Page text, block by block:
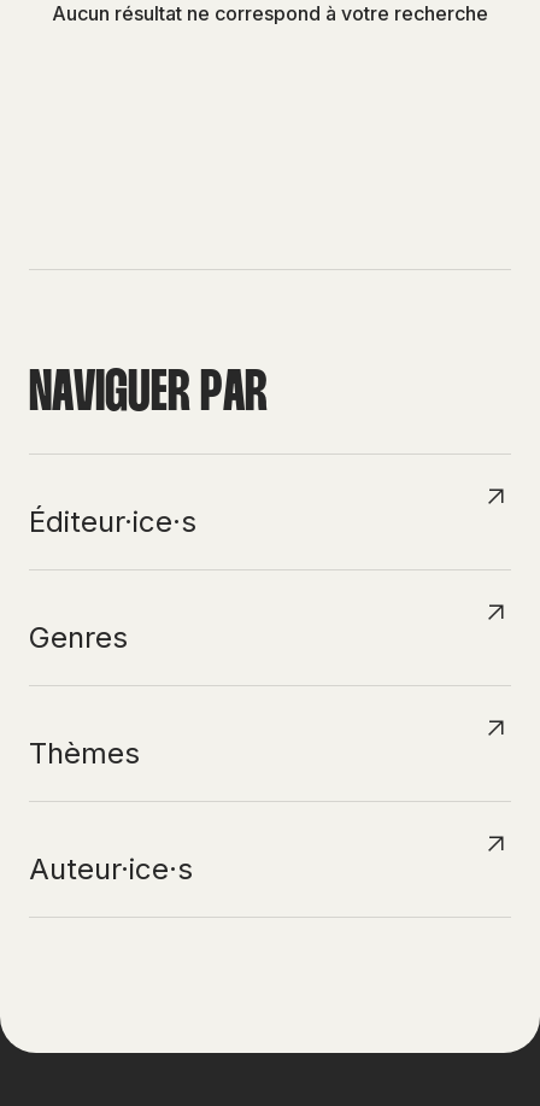
Aucun résultat ne correspond à votre recherche
NAVIGUERPAR
Éditeur·ice·s
Genres
Thèmes
Auteur·ice·s